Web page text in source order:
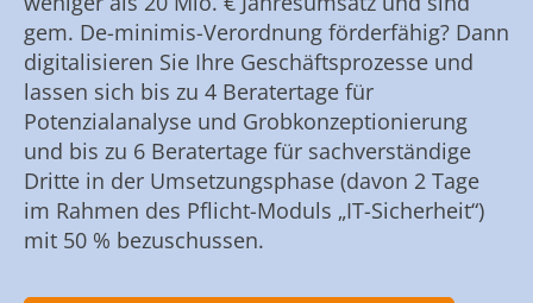
gem. De-minimis-Verordnung förderfähig? Dann
digitalisieren Sie Ihre Geschäftsprozesse und
lassen sich bis zu 4 Beratertage für
Potenzialanalyse und Grobkonzeptionierung
und bis zu 6 Beratertage für sachverständige
Dritte in der Umsetzungsphase (davon 2 Tage
im Rahmen des Pflicht-Moduls „IT-Sicherheit“)
mit 50 % bezuschussen.